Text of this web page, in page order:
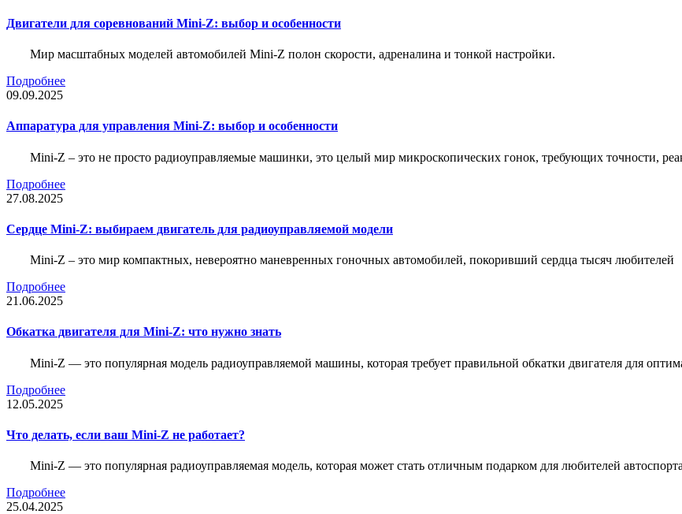
Двигатели для соревнований Mini-Z: выбор и особенности
Мир масштабных моделей автомобилей Mini-Z полон скорости, адреналина и тонкой настройки.
Подробнее
09.09.2025
Аппаратура для управления Mini-Z: выбор и особенности
Mini-Z – это не просто радиоуправляемые машинки, это целый мир микроскопических гонок, требующих точности,
Подробнее
27.08.2025
Сердце Mini-Z: выбираем двигатель для радиоуправляемой модели
Mini-Z – это мир компактных, невероятно маневренных гоночных автомобилей, покоривший сердца тысяч любителей
Подробнее
21.06.2025
Обкатка двигателя для Mini-Z: что нужно знать
Mini-Z — это популярная модель радиоуправляемой машины, которая требует правильной обкатки двигателя для
Подробнее
12.05.2025
Что делать, если ваш Mini-Z не работает?
Mini-Z — это популярная радиоуправляемая модель, которая может стать отличным подарком для любителей
Подробнее
25.04.2025